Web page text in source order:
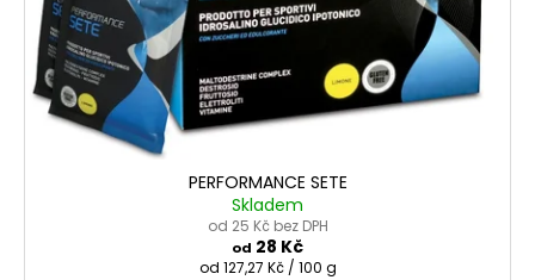
o
d
u
PERFORMANCE SETE
Skladem
od 25 Kč bez DPH
od 28 Kč
Měrná
od 127,27 Kč / 100 g